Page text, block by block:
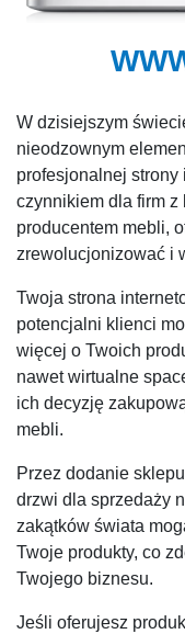
W dzisiejszym
nieodzownym
profesjonalnej
czynnikiem dla firm
producentem mebli,
zrewolucjonizować i
Twoja strona
potencjalni klienci
więcej o Twoich
nawet wirtualne
ich decyzję
mebli.
Przez dodanie
drzwi dla sprzedaży
zakątków świata
Twoje produkty, co
Twojego biznesu.
Jeśli oferujesz